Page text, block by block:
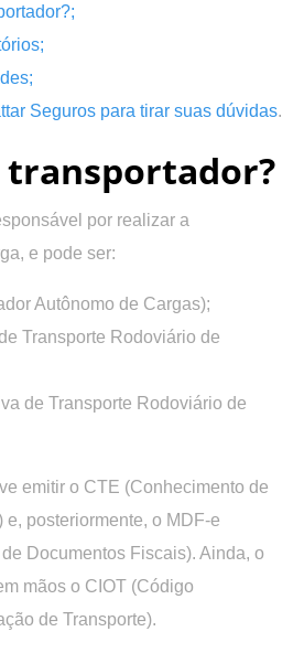
Seguros para tirar suas dúvidas.
transportador?
por realizar a
e pode ser:
Autônomo de Cargas);
Transporte Rodoviário de
de Transporte Rodoviário de
emitir o CTE (Conhecimento de
e, posteriormente, o MDF-e
Documentos Fiscais). Ainda, o
mãos o CIOT (Código
de Transporte).